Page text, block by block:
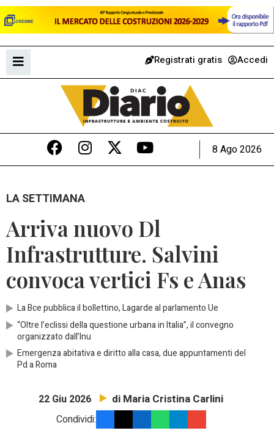
Registrati gratis Accedi
8 Ago 2026
LA SETTIMANA
Arriva nuovo Dl
Infrastrutture. Salvini
convoca vertici Fs e Anas
La Bce pubblica il bollettino, Lagarde al parlamento Ue
“Oltre l’eclissi della questione urbana in Italia”, il convegno
organizzato dall’Inu
Emergenza abitativa e diritto alla casa, due appuntamenti del
Pd a Roma
22 Giu 2026 di Maria Cristina Carlini
Condividi: